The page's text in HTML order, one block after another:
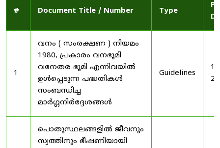
# Document Title / Number Type
1
വനം ( സംരക്ഷണ ) നിയമം
1980, പ്രകാരം വനഭൂമി
വനേതര ഭൂമി എന്നിവയിൽ
ഉൾപ്പെടുന്ന പദ്ധതികൾ
സംബന്ധിച്ച
മാർഗ്ഗനിർദ്ദേശങ്ങൾ
Guidelines
പൊതുസ്ഥലങ്ങളിൽ ജീവനും
സ്വത്തിനും ഭീഷണിയായി